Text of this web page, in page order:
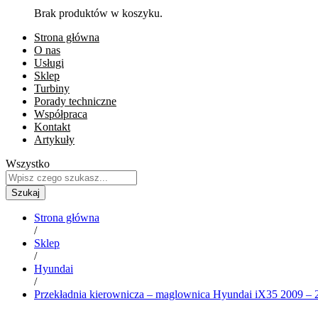
Brak produktów w koszyku.
Strona główna
O nas
Usługi
Sklep
Turbiny
Porady techniczne
Współpraca
Kontakt
Artykuły
Wszystko
Szukaj
Strona główna
/
Sklep
/
Hyundai
/
Przekładnia kierownicza – maglownica Hyundai iX35 2009 –